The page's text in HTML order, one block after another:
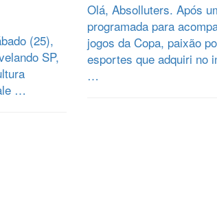
(25),
SP,
…
Olá, Absolluters. Após
programada para
jogos da Copa, paixão
esportes que adquiri no
…